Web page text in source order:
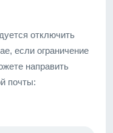
отключить
если ограничение
направить
почты: